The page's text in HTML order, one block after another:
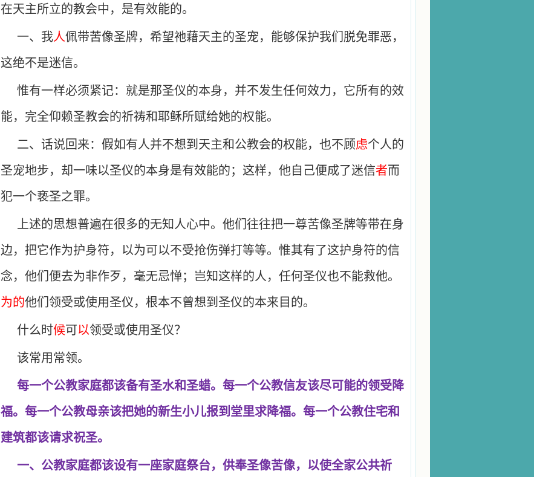
在天主所立的教会中，是有效能的。
一、我人佩带苦像圣牌，希望祂藉天主的圣宠，能够保护我们脱免罪恶，
这绝不是迷信。
惟有一样必须紧记：就是那圣仪的本身，并不发生任何效力，它所有的效
能，完全仰赖圣教会的祈祷和耶稣所赋给她的权能。
二、话说回来：假如有人并不想到天主和公教会的权能，也不顾虑个人的
圣宠地步，却一味以圣仪的本身是有效能的；这样，他自己便成了迷信者而
犯一个亵圣之罪。
上述的思想普遍在很多的无知人心中。他们往往把一尊苦像圣牌等带在身
边，把它作为护身符，以为可以不受抢伤弹打等等。惟其有了这护身符的信
念，他们便去为非作歹，毫无忌惮；岂知这样的人，任何圣仪也不能救他。
为的他们领受或使用圣仪，根本不曾想到圣仪的本来目的。
什么时候可以领受或使用圣仪？
该常用常领。
每一个公教家庭都该备有圣水和圣蜡。每一个公教信友该尽可能的领受降
福。每一个公教母亲该把她的新生小儿报到堂里求降福。每一个公教住宅和
建筑都该请求祝圣。
一、公教家庭都该设有一座家庭祭台，供奉圣像苦像，以使全家公共祈